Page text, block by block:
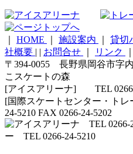
HOME 施設案内 貸切
社概要 | | お問合せ リンク
〒394-0055 長野県岡谷市字
こスケートの森
[アイスアリーナ] TEL 0266-
[国際スケートセンター・ト
24-5210 FAX 0266-24-5202